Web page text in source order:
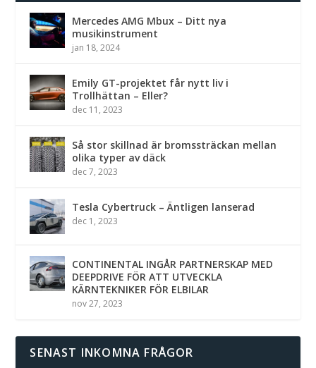
Mercedes AMG Mbux – Ditt nya
musikinstrument
jan 18, 2024
Emily GT-projektet får nytt liv i
Trollhättan – Eller?
dec 11, 2023
Så stor skillnad är bromssträckan mellan
olika typer av däck
dec 7, 2023
Tesla Cybertruck – Äntligen lanserad
dec 1, 2023
CONTINENTAL INGÅR PARTNERSKAP MED
DEEPDRIVE FÖR ATT UTVECKLA
KÄRNTEKNIKER FÖR ELBILAR
nov 27, 2023
SENAST INKOMNA FRÅGOR